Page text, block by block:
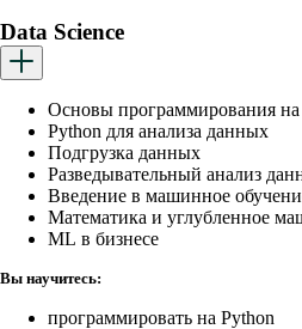
Data Science
Основы программирования на
Python для анализа данных
Подгрузка данных
Разведывательный анализ
Введение в машинное
Математика и углубленное
ML в бизнесе
Вы научитесь:
программировать на Python